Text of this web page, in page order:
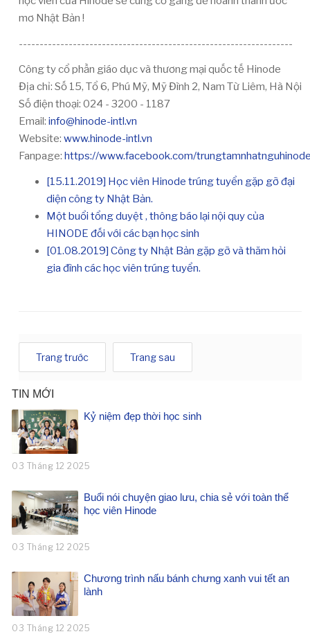
mơ Nhật Bản !
------------------------------------------------------------------
Công ty cổ phần giáo dục và thương mại quốc tế Hinode
Địa chỉ: Số 15, Tổ 6, Phú Mỹ, Mỹ Đình 2, Nam Từ Liêm, Hà Nội
Số điện thoại: 024 - 3200 - 1187
Email: info@hinode-intl.vn
Website: www.hinode-intl.vn
Fanpage: https://www.facebook.com/
[15.11.2019] Học viên Hinode trúng tuyển gặp gỡ đại
diện công ty Nhật Bản.
Một buổi tổng duyệt , thông báo lại nội quy của
HINODE đối với các bạn học sinh
[01.08.2019] Công ty Nhật Bản gặp gỡ và thăm hỏi
gia đình các học viên trúng tuyển.
Trang trước Trang sau
TIN MỚI
Kỷ niệm đẹp thời học sinh
03 Tháng 12 2025
Buổi nói chuyện giao lưu, chia sẻ với toàn thể
học viên Hinode
03 Tháng 12 2025
Chương trình nấu bánh chưng xanh vui tết an
lành
03 Tháng 12 2025